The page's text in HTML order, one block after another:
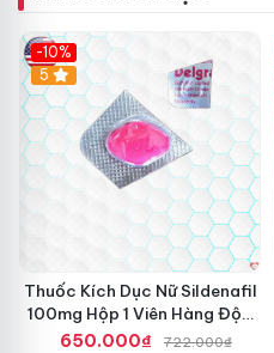
-10%
5
Thuốc Kích Dục Nữ Sildenafil
100mg Hộp 1 Viên Hàng Độc
Quyền
650.000₫ 722.000₫